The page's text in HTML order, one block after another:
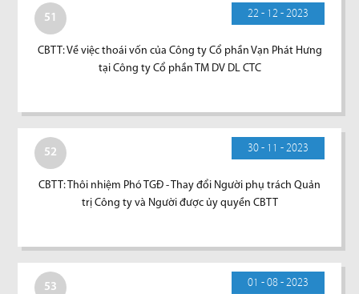
51 22 - 12 - 2023
CBTT: Về việc thoái vốn của Công ty Cổ phần Vạn Phát Hưng
tại Công ty Cổ phần TM DV DL CTC
52 30 - 11 - 2023
CBTT: Thôi nhiệm Phó TGĐ - Thay đổi Người phụ trách Quản
trị Công ty và Người được ủy quyền CBTT
53 01 - 08 - 2023